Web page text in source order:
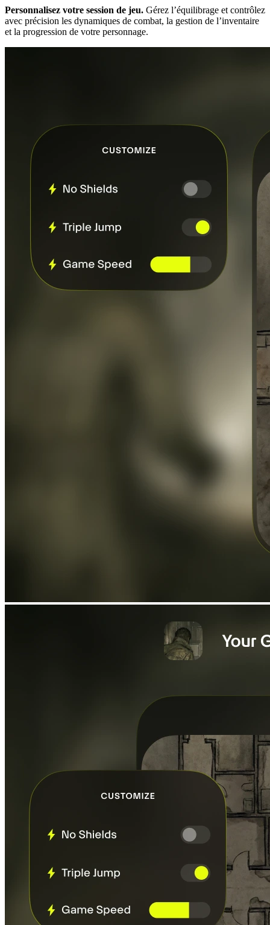
Personnalisez votre session de jeu. Gérez l’équilibrage et contrôlez
avec précision les dynamiques de combat, la gestion de l’inventaire
et la progression de votre personnage.